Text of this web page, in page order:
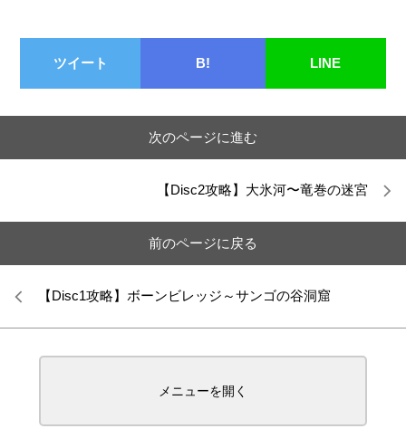
ツイート B! LINE
次のページに進む
【Disc2攻略】大氷河〜竜巻の迷宮
前のページに戻る
【Disc1攻略】ボーンビレッジ～サンゴの谷洞窟
メニューを開く